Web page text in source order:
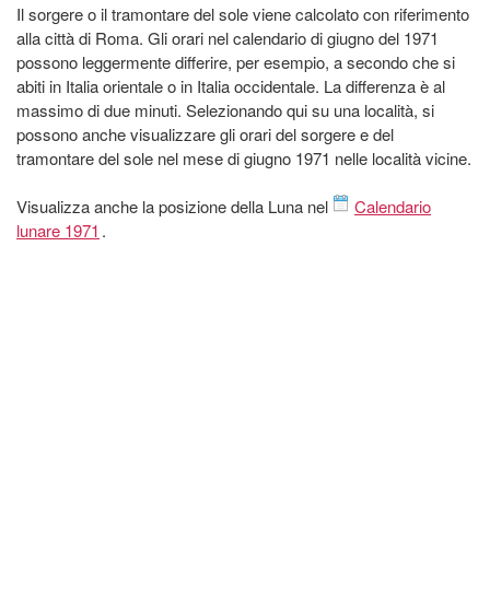
Il sorgere o il tramontare del sole viene calcolato con riferimento
alla città di Roma. Gli orari nel calendario di giugno del 1971
possono leggermente differire, per esempio, a secondo che si
abiti in Italia orientale o in Italia occidentale. La differenza è al
massimo di due minuti. Selezionando qui su una località, si
possono anche visualizzare gli orari del sorgere e del
tramontare del sole nel mese di giugno 1971 nelle località vicine.
Visualizza anche la posizione della Luna nel
Calendario
lunare 1971 .